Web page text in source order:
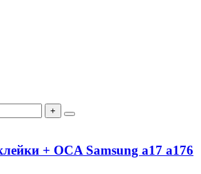
+
+ OCA Samsung a17 a176